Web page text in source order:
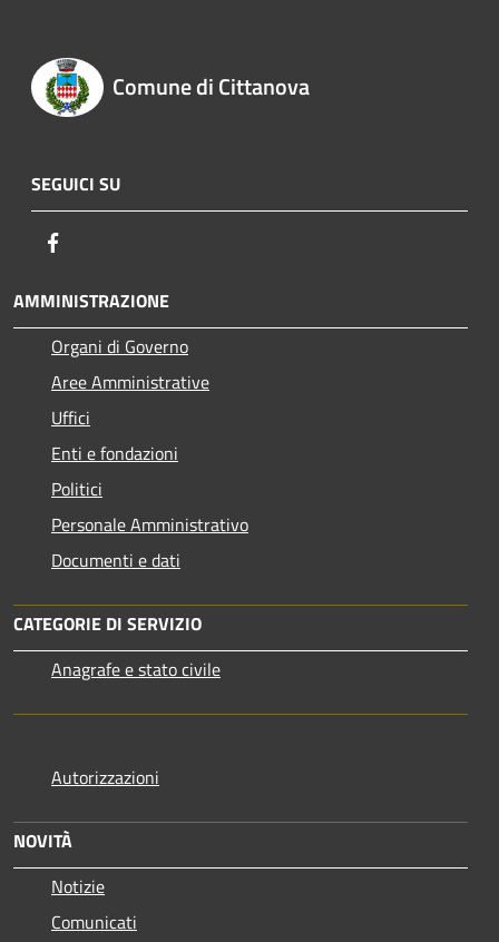
Comune di Cittanova
SEGUICI SU
AMMINISTRAZIONE
Organi di Governo
Aree Amministrative
Uffici
Enti e fondazioni
Politici
Personale Amministrativo
Documenti e dati
CATEGORIE DI SERVIZIO
Anagrafe e stato civile
Autorizzazioni
NOVITÀ
Notizie
Comunicati